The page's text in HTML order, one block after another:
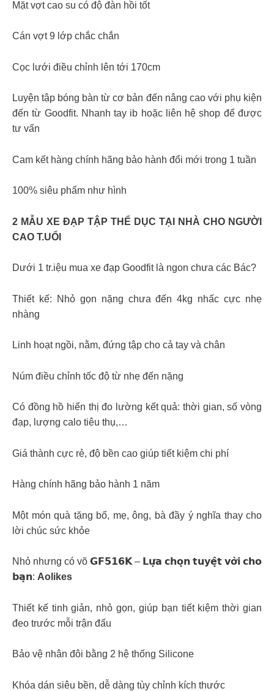
Mặt vợt cao su có độ đàn hồi tốt
Cán vợt 9 lớp chắc chắn
Cọc lưới điều chỉnh lên tới 170cm
Luyện tập bóng bàn từ cơ bản đến nâng cao với phụ kiện
đến từ Goodfit. Nhanh tay ib hoặc liên hệ shop để được
tư vấn
Cam kết hàng chính hãng bảo hành đổi mới trong 1 tuần
100% siêu phẩm như hình
2 MẪU XE ĐẠP TẬP THỂ DỤC TẠI NHÀ CHO NGƯỜI
CAO T.UỔI
Dưới 1 tr.iệu mua xe đạp Goodfit là ngon chưa các Bác?
Thiết kế: Nhỏ gọn nặng chưa đến 4kg nhấc cực nhẹ
nhàng
Linh hoạt ngồi, nằm, đứng tập cho cả tay và chân
Núm điều chỉnh tốc độ từ nhẹ đến nặng
Có đồng hồ hiển thị đo lường kết quả: thời gian, số vòng
đạp, lượng calo tiêu thụ,…
Giá thành cực rẻ, độ bền cao giúp tiết kiệm chi phí
Hàng chính hãng bảo hành 1 năm
Một món quà tặng bố, mẹ, ông, bà đầy ý nghĩa thay cho
lời chúc sức khỏe
Nhỏ nhưng có võ 𝗚𝗙𝟱𝟭𝟲𝗞 – 𝗟𝘂̛̣𝗮 𝗰𝗵𝗼̣𝗻 𝘁𝘂𝘆𝗲̣̂𝘁 𝘃𝗼̛̀𝗶 𝗰𝗵𝗼
𝗯𝗮̣𝗻: Aolikes
Thiết kế tinh giản, nhỏ gọn, giúp bạn tiết kiệm thời gian
đeo trước mỗi trận đấu
Bảo vệ nhân đôi bằng 2 hệ thống Silicone
Khóa dán siêu bền, dễ dàng tùy chỉnh kích thước